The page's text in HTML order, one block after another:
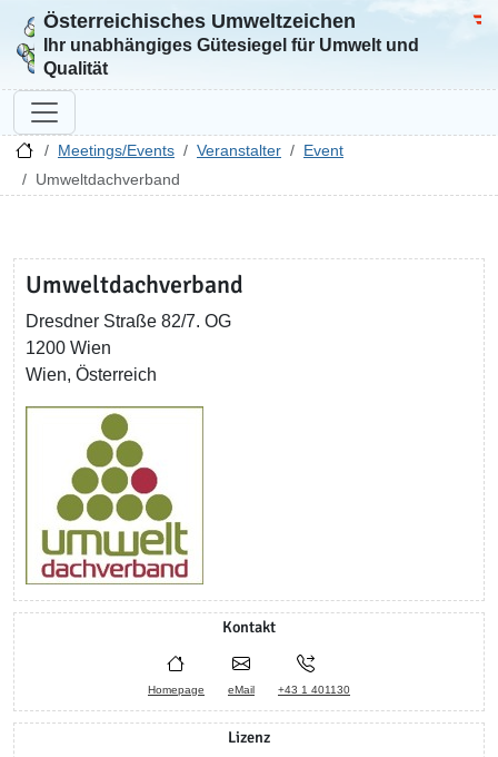
Zur Startseite
Österreichisches Umweltzeichen
Ihr unabhängiges Gütesiegel für Umwelt und
Qualität
Meetings/Events Veranstalter
Event
Umweltdachverband
Umweltdachverband
Dresdner Straße 82/7. OG
1200 Wien
Wien, Österreich
Kontakt
Homepage eMail +43 1 401130
Lizenz